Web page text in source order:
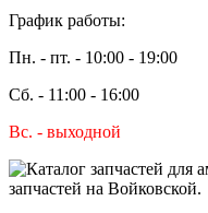
График работы:
Пн. - пт. - 10:00 - 19:00
Сб. - 11:00 - 16:00
Вс. - выходной